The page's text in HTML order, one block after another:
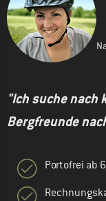
"Ich suche nach
Bergfreunde
Portofrei ab